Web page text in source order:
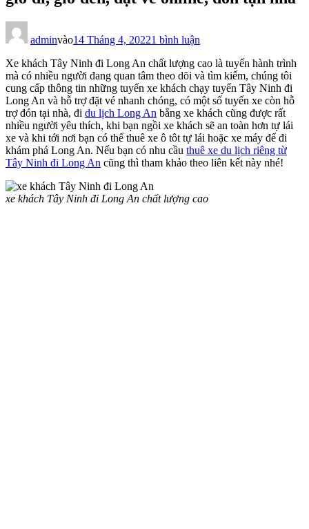
adminvào14 Tháng 4, 20221 bình luận
Tây
Ninh
đi
Long
An
giá
tốt
có
giờ
đến,
Xe khách Tây Ninh đi Long An chất lượng cao là tuyến hành trình
mà có nhiều người đang quan tâm theo dõi và tìm kiếm, chúng tôi
cung cấp thông tin những tuyến xe khách chạy tuyến Tây Ninh đi
Long An và hỗ trợ đặt vé nhanh chóng, có một số tuyến xe còn hỗ
trợ đón tại nhà, đi du lịch Long An bằng xe khách cũng được rất
nhiều người yêu thích, khi bạn ngồi xe khách sẽ an toàn hơn tự lái
xe và khi tới nơi bạn có thể thuê xe ô tôt tự lái hoặc xe máy để đi
khám phá Long An. Nếu bạn có nhu cầu thuê xe du lịch riêng từ
Tây Ninh đi Long An cũng thì tham khảo theo liên kết này nhé!
xe khách Tây Ninh đi Long An chất lượng cao